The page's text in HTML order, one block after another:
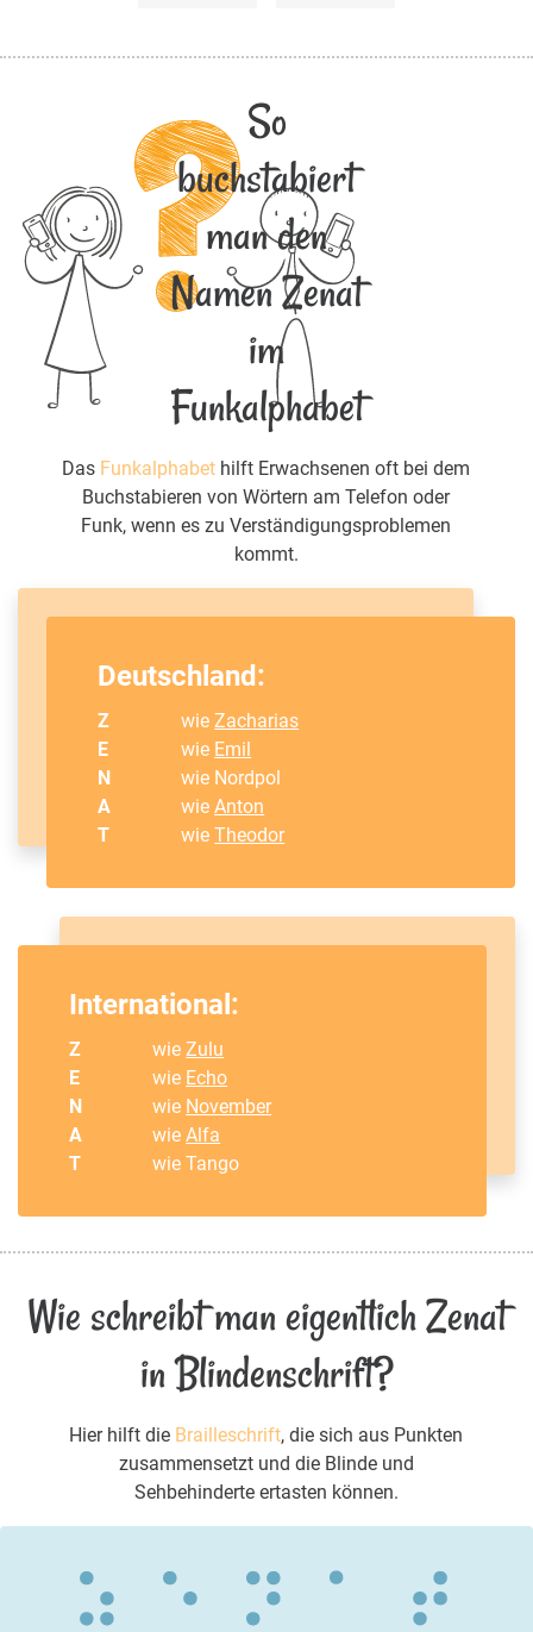
So
buchstabiert
man den
Namen Zenat
im
Funkalphabet
Das Funkalphabet hilft Erwachsenen oft bei dem
Buchstabieren von Wörtern am Telefon oder
Funk, wenn es zu Verständigungsproblemen
kommt.
Deutschland:
Z wieZacharias
E
wie Emil
N
wie Nordpol
A
wieAnton
T
wieTheodor
International:
Z wieZulu
E
wie Echo
N
wie November
A
wieAlfa
T
wie Tango
Wie schreibt man eigentlich Zenat
in Blindenschrift?
Hier hilft die Brailleschrift, die sich aus Punkten
zusammensetzt und die Blinde und
Sehbehinderte ertasten können.